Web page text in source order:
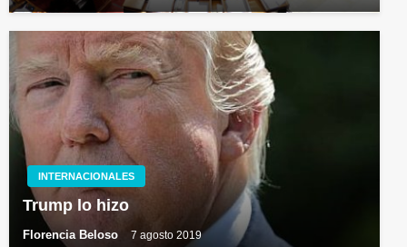
INTERNACIONALES
Trump lo hizo
Florencia Beloso 7 agosto 2019